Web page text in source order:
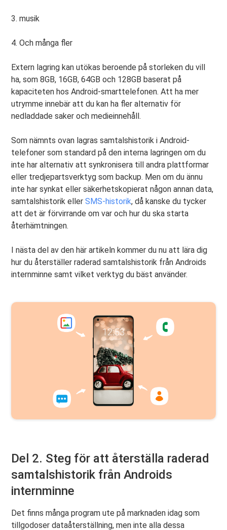
3. musik
4. Och många fler
Extern lagring kan utökas beroende på storleken du vill
ha, som 8GB, 16GB, 64GB och 128GB baserat på
kapaciteten hos Android-smarttelefonen. Att ha mer
utrymme innebär att du kan ha fler alternativ för
nedladdade saker och medieinnehåll.
Som nämnts ovan lagras samtalshistorik i Android-
telefoner som standard på den interna lagringen om du
inte har alternativ att synkronisera till andra plattformar
eller tredjepartsverktyg som backup. Men om du ännu
inte har synkat eller säkerhetskopierat någon annan data,
samtalshistorik ellerSMS-historik, då kanske du tycker
att det är förvirrande om var och hur du ska starta
återhämtningen.
I nästa del av den här artikeln kommer du nu att lära dig
hur du återställer raderad samtalshistorik från Androids
internminne samt vilket verktyg du bäst använder.
Del 2. Steg för att återställa raderad
samtalshistorik från Androids
internminne
Det finns många program ute på marknaden idag som
tillgodoser dataåterställning, men inte alla dessa